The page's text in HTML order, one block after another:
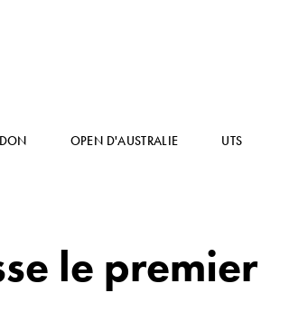
OPEN D'AUSTRALIE UTS
le premier